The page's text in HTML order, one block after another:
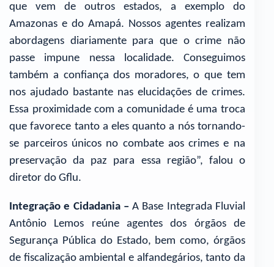
que vem de outros estados, a exemplo do
Amazonas e do Amapá. Nossos agentes realizam
abordagens diariamente para que o crime não
passe impune nessa localidade. Conseguimos
também a confiança dos moradores, o que tem
nos ajudado bastante nas elucidações de crimes.
Essa proximidade com a comunidade é uma troca
que favorece tanto a eles quanto a nós tornando-
se parceiros únicos no combate aos crimes e na
preservação da paz para essa região”, falou o
diretor do Gflu.
Integração e Cidadania –A Base Integrada Fluvial
Antônio Lemos reúne agentes dos órgãos de
Segurança Pública do Estado, bem como, órgãos
de fiscalização ambiental e alfandegários, tanto da